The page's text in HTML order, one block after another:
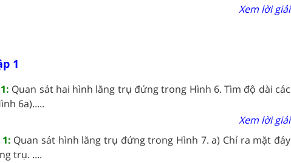
Xem lời giải
1
Quan sát hai hình lăng trụ đứng trong Hình 6. Tìm độ dài các
6a).....
Xem lời giải
Quan sát hình lăng trụ đứng trong Hình 7. a) Chỉ ra mặt đáy
trụ. ....